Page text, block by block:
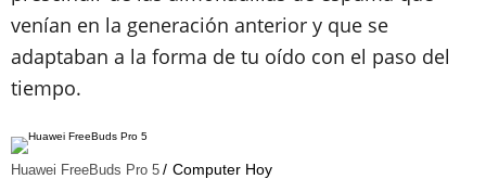
venían en la generación anterior y que se
adaptaban a la forma de tu oído con el paso del
tiempo.
Huawei FreeBuds Pro 5 Computer Hoy